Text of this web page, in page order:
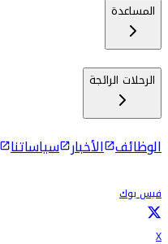
المساعدة
الرحلات الرائجة
الوظائف الأخبار سياساتنا
فيس بوك
X